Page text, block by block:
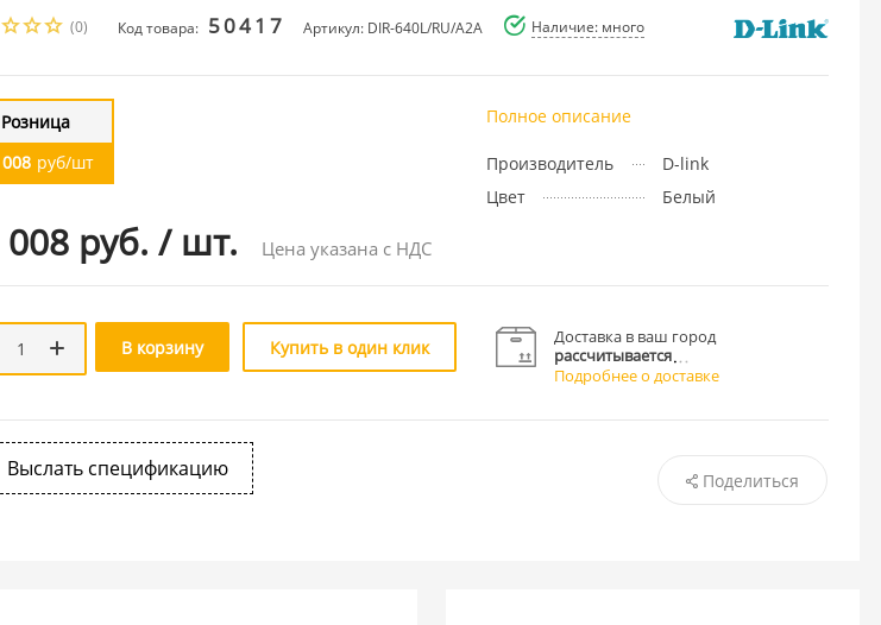
(0) Код товара: 50417 Артикул: DIR-640L/RU/A2A Наличие: много
Розница
руб/шт
008 руб. / шт. Цена указана с НДС
Полное описание
Производитель
D-link
Цвет
Белый
В корзину Купить в один клик
Доставка в ваш город
рассчитывается
Подробнее о доставке
Выслать спецификацию Поделиться